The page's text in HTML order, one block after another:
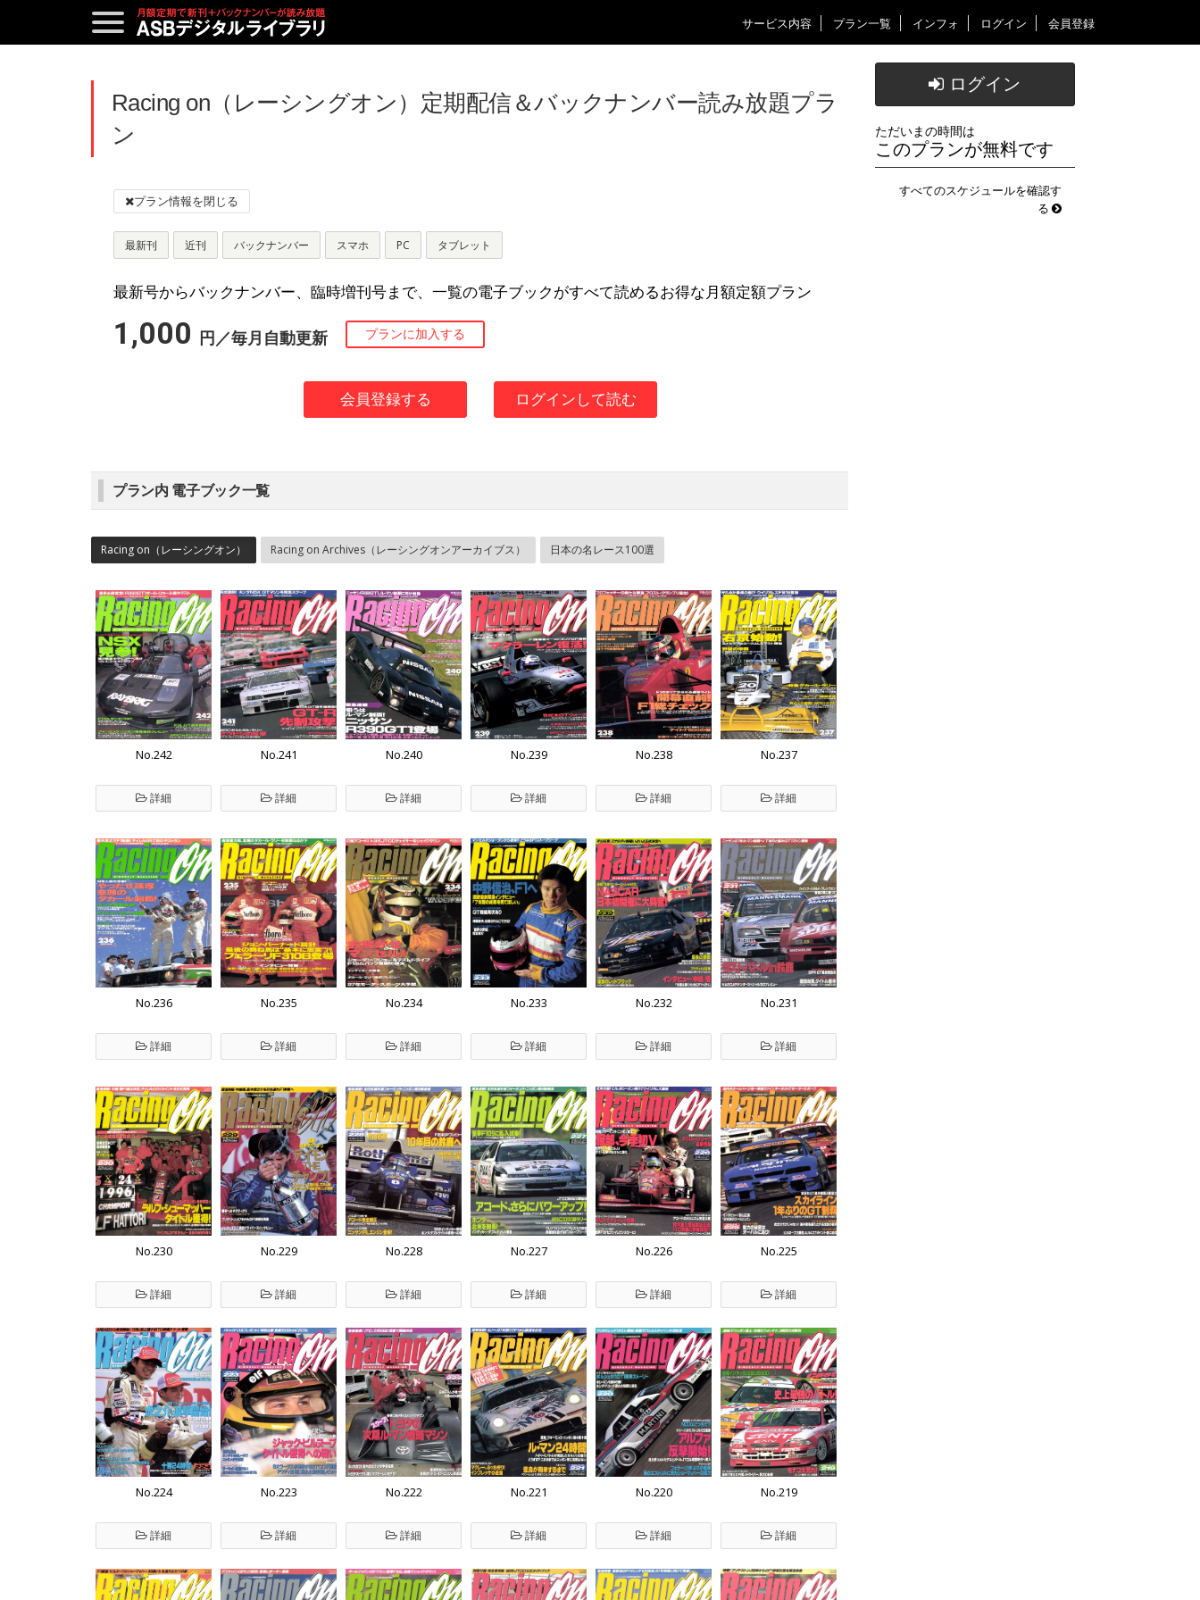
サービス内容 プラン一覧 インフォ ログイン 会員登録
Racing on（レーシングオン）定期配信＆バックナンバー読み放題プラ
ン
最新刊 近刊 バックナンバー スマホ PC タブレット
最新号からバックナンバー、臨時増刊号まで、一覧の電子ブックがすべて読めるお得な月額定額プラン
1,000 円／毎月自動更新 プランに加入する
会員登録する ログインして読む
プラン内 電子ブック一覧
Racing on（レーシングオン） Racing on Archives（レーシングオンアーカイブス） 日本の名レース100選
No.242
詳細
No.241
詳細
No.240
詳細
No.239
詳細
No.238
詳細
No.237
詳細
No.236
詳細
No.235
詳細
No.234
詳細
No.233
詳細
No.232
詳細
No.231
詳細
No.230
詳細
No.229
詳細
No.228
詳細
No.227
詳細
No.226
詳細
No.225
詳細
No.224
詳細
No.223
詳細
No.222
詳細
No.221
詳細
No.220
詳細
No.219
詳細
ログイン
ただいまの時間は
このプランが無料です
すべてのスケジュールを確認す
る